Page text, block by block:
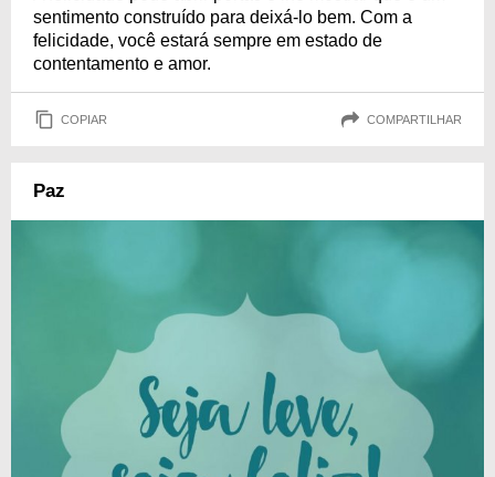
sentimento construído para deixá-lo bem. Com a
felicidade, você estará sempre em estado de
contentamento e amor.
COPIAR COMPARTILHAR
Paz